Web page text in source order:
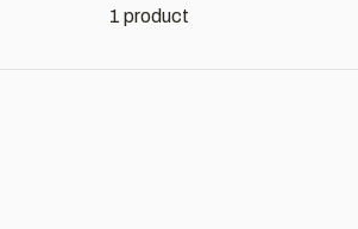
1 product